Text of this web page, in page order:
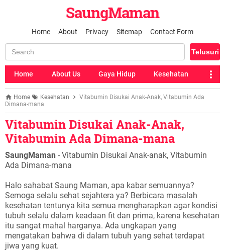
SaungMaman
Home About Privacy Sitemap Contact Form
Home About Us Gaya Hidup Kesehatan
Home Kesehatan
Vitabumin Disukai Anak-Anak, Vitabumin Ada
Dimana-mana
Vitabumin Disukai Anak-Anak,
Vitabumin Ada Dimana-mana
SaungMaman - Vitabumin Disukai Anak-anak, Vitabumin
Ada Dimana-mana
Halo sahabat Saung Maman, apa kabar semuannya?
Semoga selalu sehat sejahtera ya? Berbicara masalah
kesehatan tentunya kita semua mengharapkan agar kondisi
tubuh selalu dalam keadaan fit dan prima, karena kesehatan
itu sangat mahal harganya. Ada ungkapan yang
mengatakan bahwa di dalam tubuh yang sehat terdapat
jiwa yang kuat.